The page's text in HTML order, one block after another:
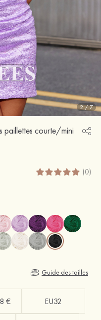
2/7
paillettes courte/mini
(0)
Guide des tailles
€ EU32